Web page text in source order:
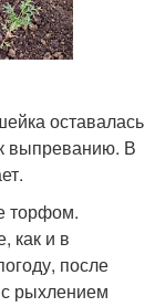
оставалась
выпреванию. В
торфом.
как и в
после
рыхлением